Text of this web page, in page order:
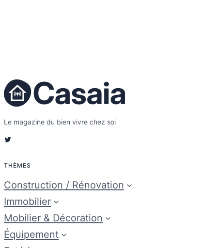
Le magazine du bien vivre chez soi
Twitter
THÈMES
Construction / Rénovation
Immobilier
Mobilier & Décoration
Équipement